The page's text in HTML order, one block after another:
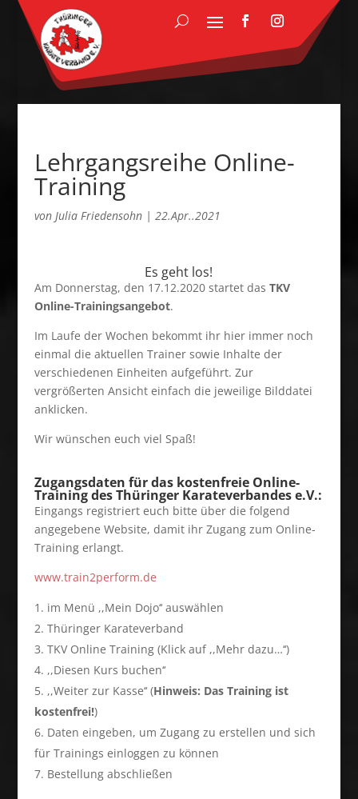
Lehrgangsreihe Online-
Training
von Julia Friedensohn| 22.Apr..2021
Es geht los!
Am Donnerstag, den 17.12.2020 startet das TKV
Online-Trainingsangebot.
Im Laufe der Wochen bekommt ihr hier immer noch
einmal die aktuellen Trainer sowie Inhalte der
verschiedenen Einheiten aufgeführt. Zur
vergrößerten Ansicht einfach die jeweilige Bilddatei
anklicken.
Wir wünschen euch viel Spaß!
Zugangsdaten für das kostenfreie Online-
Training des Thüringer Karateverbandes e.V.:
Eingangs registriert euch bitte über die folgend
angegebene Website, damit ihr Zugang zum Online-
Training erlangt.
www.train2perform.de
im Menü ,,Mein Dojo‘‘ auswählen
Thüringer Karateverband
TKV Online Training (Klick auf ,,Mehr dazu…‘‘)
,,Diesen Kurs buchen‘‘
,,Weiter zur Kasse‘‘ (Hinweis: Das Training ist
kostenfrei!)
Daten eingeben, um Zugang zu erstellen und sich
für Trainings einloggen zu können
Bestellung abschließen